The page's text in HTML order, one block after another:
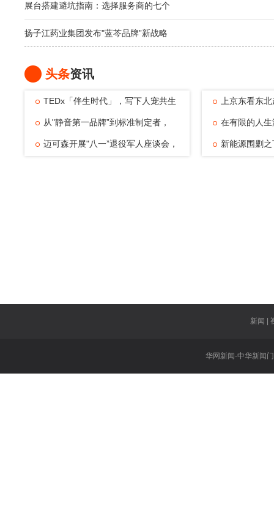
展台搭建避坑指南：选择服务商的七个
扬子江药业集团发布"蓝芩品牌”新战略
头条资讯
TEDx「伴生时代」，写下人宠共生
的温暖注脚
从"静音第一品牌”到标准制定者，
TATA木门四
迈可森开展"八一”退役军人座谈会，
上京东看东
动，观赛
在有限的人
可能——浅
新能源围剿
新闻 |
华网新闻-中华新闻